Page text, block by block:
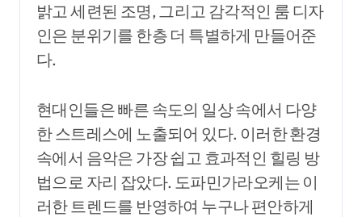
밝고 세련된 조명, 그리고 감각적인 룸 디자
인은 분위기를 한층 더 특별하게 만들어준
다.
현대인들은 빠른 속도의 일상 속에서 다양
한 스트레스에 노출되어 있다. 이러한 환경
속에서 음악은 가장 쉽고 효과적인 힐링 방
법으로 자리 잡았다. 도파민가라오케는 이
러한 트렌드를 반영하여 누구나 편안하게